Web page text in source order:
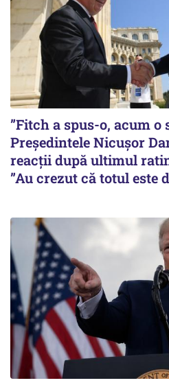
”Fitch a spus-o, acum o
Președintele Nicușor
reacții după ultimul
”Au crezut că totul este